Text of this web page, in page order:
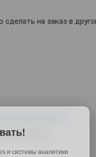
на заказ в
бежевый
и системы аналитики